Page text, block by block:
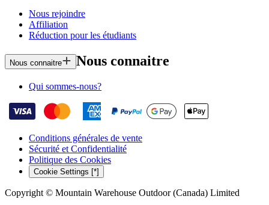
Nous rejoindre
Affiliation
Réduction pour les étudiants
Nous connaitre Nous connaitre
Qui sommes-nous?
Conditions générales de vente
Sécurité et Confidentialité
Politique des Cookies
Cookie Settings [*]
Copyright © Mountain Warehouse Outdoor (Canada) Limited